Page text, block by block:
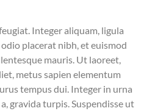
Integer aliquam, ligula
placerat nibh, et euismod
mauris. Ut laoreet,
metus sapien elementum
tempus dui. Integer in urna
gravida turpis. Suspendisse ut